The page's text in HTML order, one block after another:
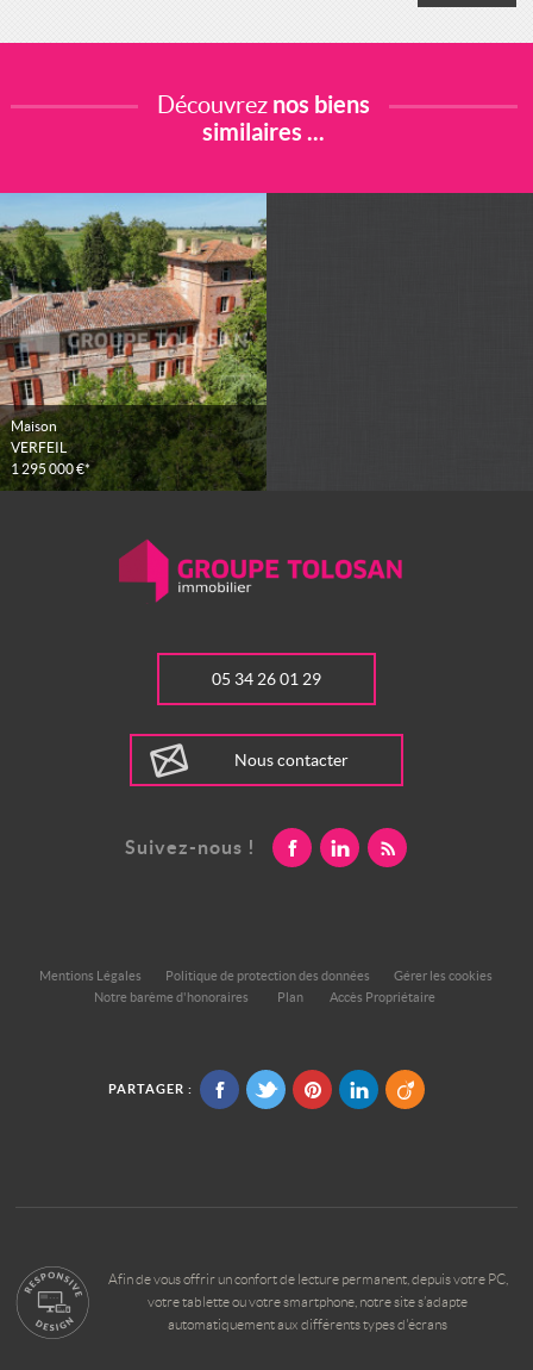
Découvrez nos biens
similaires ...
Maison
VERFEIL
1 295 000 €*
05 34 26 01 29
Nous contacter
Suivez-nous !
Mentions Légales Politique de protection des données
Gérer les cookies
Notre barème d'honoraires
Plan Accès Propriétaire
PARTAGER :
Afin de vous offrir un confort de lecture permanent, depuis votre PC,
votre tablette ou votre smartphone, notre site s’adapte
automatiquement aux différents types d'écrans